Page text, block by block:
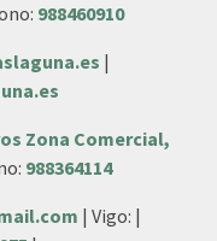
988460910
|
Zona Comercial,
988364114
| Vigo: |